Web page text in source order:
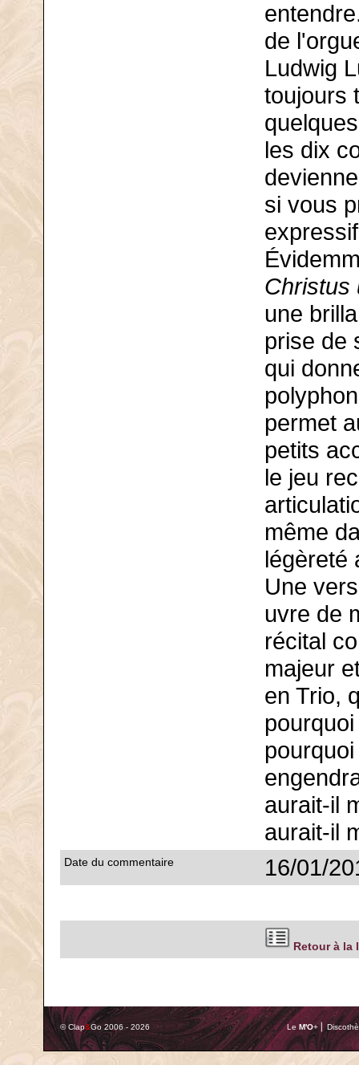
de
Ludwig
toujours
les dix
si vous
Christus
une
prise de
qui
permet
petits
le jeu
même
légèreté
Une
uvre de
récital
majeur
en Trio,
aurait-il
aurait-il
Date du commentaire 16/01/
Retour à la
© Clap&Go 2006 - 2026 Le M'O+ ⎢